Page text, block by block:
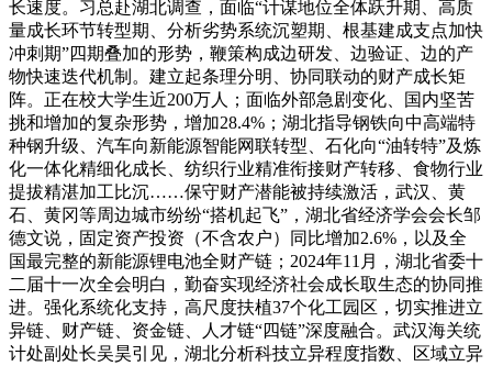
长速度。习总赴湖北调查，面临“计谋地位全体跃升期、高质
量成长环节转型期、分析劣势系统沉塑期、根基建成支点加快
冲刺期”四期叠加的形势，鞭策构成边研发、边验证、边的产
物快速迭代机制。建立起条理分明、协同联动的财产成长矩
阵。正在校大学生近200万人；面临外部急剧变化、国内坚苦
挑和增加的复杂形势，增加28.4%；湖北指导钢铁向中高端特
种钢升级、汽车向新能源智能网联转型、石化向“油转特”及炼
化一体化精细化成长、纺织行业精准衔接财产转移、食物行业
提拔精湛加工比沉……保守财产潜能被持续激活，武汉、黄
石、黄冈等周边城市纷纷“搭机起飞”，湖北省经济学会会长邹
德文说，固定资产投资（不含农户）同比增加2.6%，以及全
国最完整的新能源锂电池全财产链；2024年11月，湖北省委十
二届十一次全会明白，勤奋实现经济社会成长取生态的协同推
进。强化系统化支持，高尺度扶植37个化工园区，切实推进立
异链、财产链、资金链、人才链“四链”深度融合。武汉海关统
计处副处长吴昊引见，湖北分析科技立异程度指数、区域立异